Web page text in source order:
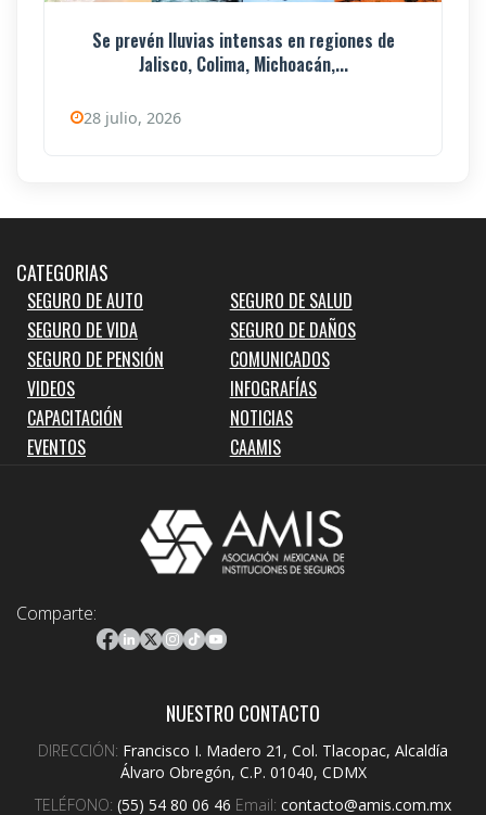
Se prevén lluvias intensas en regiones de
Jalisco, Colima, Michoacán,...
28 julio, 2026
CATEGORIAS
SEGURO DE AUTO
SEGURO DE SALUD
SEGURO DE VIDA
SEGURO DE DAÑOS
SEGURO DE PENSIÓN
COMUNICADOS
VIDEOS
INFOGRAFÍAS
CAPACITACIÓN
NOTICIAS
EVENTOS
CAAMIS
Comparte:
NUESTRO CONTACTO
DIRECCIÓN: Francisco I. Madero 21, Col. Tlacopac, Alcaldía
Álvaro Obregón, C.P. 01040, CDMX
TELÉFONO: (55) 54 80 06 46 Email: contacto@amis.com.mx